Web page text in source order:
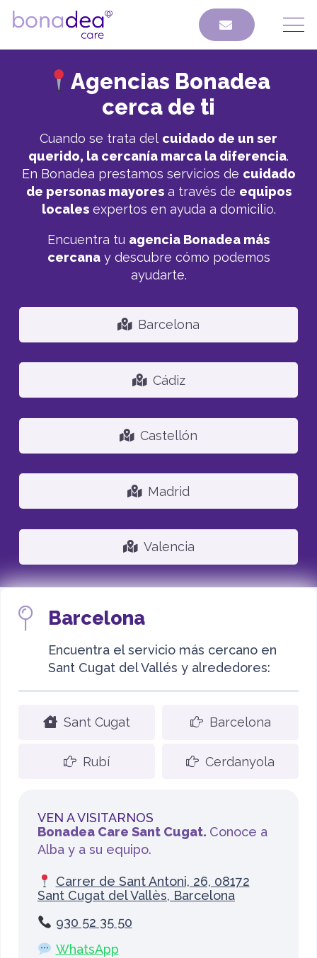
Agencias Bonadea
cerca de ti
Cuando se trata del cuidado de un ser
querido, la cercanía marca la diferencia.
En Bonadea prestamos servicios de cuidado
de personas mayoresa través de equipos
localesexpertos en ayuda a domicilio.
Encuentra tu agencia Bonadea más
cercanay descubre cómo podemos
ayudarte.
Barcelona
Cádiz
Castellón
Madrid
Valencia
Barcelona
Encuentra el servicio más cercano en
Sant Cugat del Vallés y alrededores:
Sant Cugat
Rubí
Barcelona
Cerdanyola
VEN A VISITARNOS
Bonadea Care Sant Cugat. Conoce a
Alba y a su equipo.
Carrer de Sant Antoni, 26, 08172
Sant Cugat del Vallès, Barcelona
930 52 35 50
WhatsApp